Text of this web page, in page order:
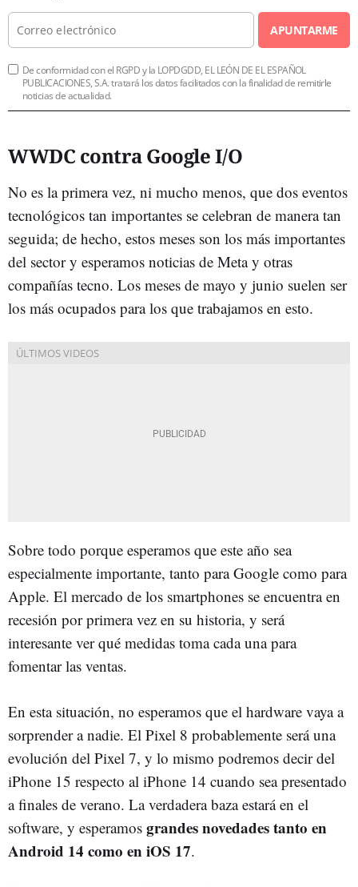
APUNTARME
De conformidad con el RGPD y la LOPDGDD, EL LEÓN DE EL ESPAÑOL
PUBLICACIONES, S.A. tratará los datos facilitados con la finalidad de remitirle
noticias de actualidad.
WWDC contra Google I/O
No es la primera vez, ni mucho menos, que dos eventos
tecnológicos tan importantes se celebran de manera tan
seguida; de hecho, estos meses son los más importantes
del sector y esperamos noticias de Meta y otras
compañías tecno. Los meses de mayo y junio suelen ser
los más ocupados para los que trabajamos en esto.
Sobre todo porque esperamos que este año sea
especialmente importante, tanto para Google como para
Apple. El mercado de los smartphones se encuentra en
recesión por primera vez en su historia, y será
interesante ver qué medidas toma cada una para
fomentar las ventas.
En esta situación, no esperamos que el hardware vaya a
sorprender a nadie. El Pixel 8 probablemente será una
evolución del Pixel 7, y lo mismo podremos decir del
iPhone 15 respecto al iPhone 14 cuando sea presentado
a finales de verano. La verdadera baza estará en el
software, y esperamos grandes novedades tanto en
Android 14 como en iOS 17.